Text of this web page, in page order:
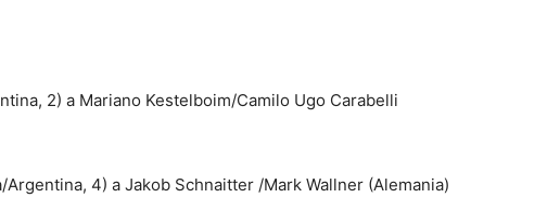
2) a Mariano Kestelboim/Camilo Ugo Carabelli
4) a Jakob Schnaitter /Mark Wallner (Alemania)